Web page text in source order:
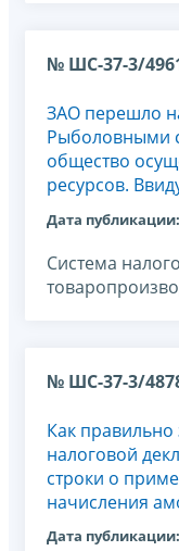
№ ШС-37-3/
ЗАО перешло
Рыболовными
общество
ресурсов.
Дата публикации:
Система
№ ШС-37-3/
Как
налоговой
строки о
начисления
Дата публикации: